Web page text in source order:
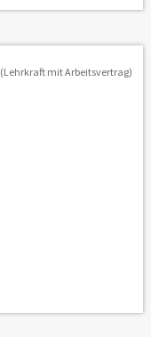
(Lehrkraft mit Arbeitsvertrag)